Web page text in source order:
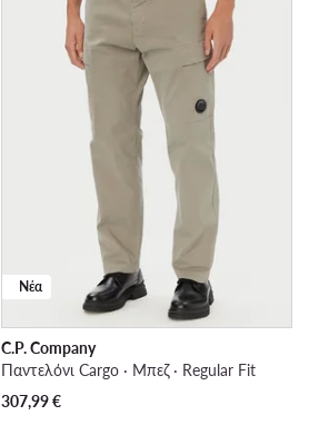
Νέα
C.P. Company
Παντελόνι Cargo · Μπεζ · Regular Fit
307,99€